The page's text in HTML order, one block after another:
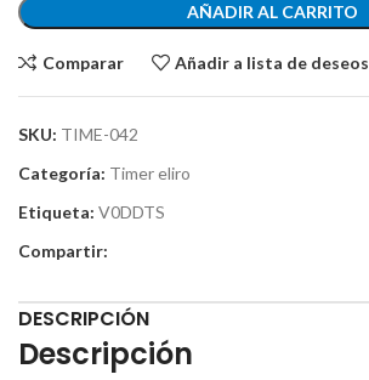
AÑADIR AL CARRITO
Comparar Añadir a lista de deseos
SKU: TIME-042
Categoría: Timer eliro
Etiqueta: V0DDTS
Compartir:
DESCRIPCIÓN
Descripción